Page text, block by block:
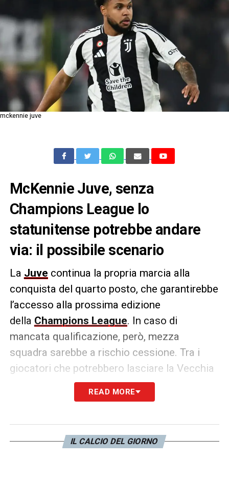
mckennie juve
McKennie Juve, senza
Champions League lo
statunitense potrebbe andare
via: il possibile scenario
La Juve continua la propria marcia alla
conquista del quarto posto, che garantirebbe
l’accesso alla prossima edizione
della Champions League. In caso di
mancata qualificazione, però, mezza
squadra sarebbe a rischio cessione. Tra i
giocatori che potrebbero lasciare la Vecchia
Signora c’è ancheWeston McKennie
contratto in scadenza al30 giugnodel2026
e potrebbe essere ceduto per fare cassa.
READ MORE
IL CALCIO DEL GIORNO